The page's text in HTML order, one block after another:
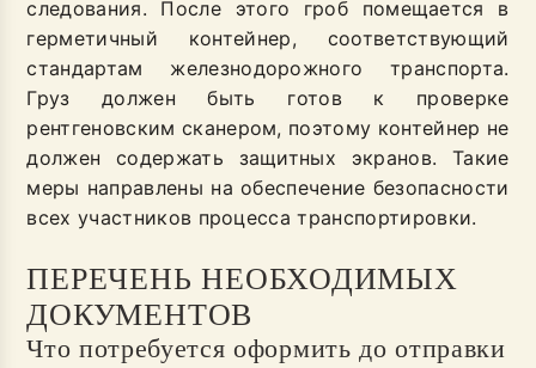
следования. После этого гроб помещается в
герметичный контейнер, соответствующий
стандартам железнодорожного транспорта.
Груз должен быть готов к проверке
рентгеновским сканером, поэтому контейнер не
должен содержать защитных экранов. Такие
меры направлены на обеспечение безопасности
всех участников процесса транспортировки.
ПЕРЕЧЕНЬ НЕОБХОДИМЫХ
ДОКУМЕНТОВ
Что потребуется оформить до отправки